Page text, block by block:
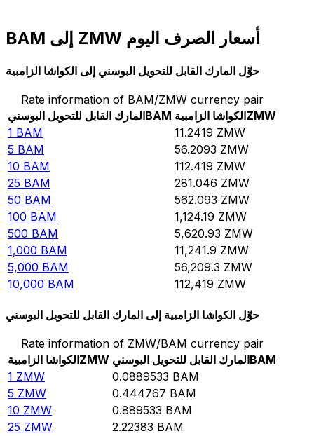
BAM إلى ZMW أسعار الصرف اليوم
حوِّل المارك القابل للتحويل البوسني إلى الكواشا الزامبية
Rate information of BAM/ZMW currency pair
المارك القابل للتحويل البوسنيBAM الكواشا الزامبيةZMW
1 BAM 11.2419 ZMW
5 BAM 56.2093 ZMW
10 BAM 112.419 ZMW
25 BAM 281.046 ZMW
50 BAM 562.093 ZMW
100 BAM 1,124.19 ZMW
500 BAM 5,620.93 ZMW
1,000 BAM 11,241.9 ZMW
5,000 BAM 56,209.3 ZMW
10,000 BAM 112,419 ZMW
حوِّل الكواشا الزامبية إلى المارك القابل للتحويل البوسني
Rate information of ZMW/BAM currency pair
الكواشا الزامبيةZMW المارك القابل للتحويل البوسنيBAM
1 ZMW 0.0889533 BAM
5 ZMW 0.444767 BAM
10 ZMW 0.889533 BAM
25 ZMW 2.22383 BAM